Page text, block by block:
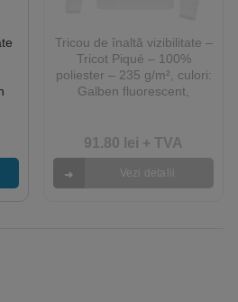
Tricou de înaltă vizibilitate –
Tricot Piqué – 100%
poliester – 235 g/m², culori:
Galben fluorescent,
91.80 lei + TVA
Vezi detalii